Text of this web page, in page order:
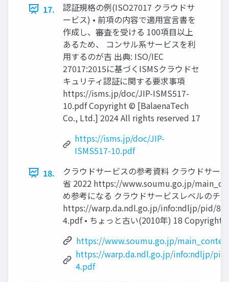
17.
認証規格の例(ISO27017 クラウドサ
ービス) • 前項の内容で適用宣言書を
作成し、審査を受ける 100項目以上
あるため、 コンサル系サービスを利
用するのが吉 出典: ISO/IEC
27017:2015に基づくISMSクラウドセ
キュリティ認証に関する要求事項
https://isms.jp/doc/JIP-ISMS517-
10.pdf Copyright ©︎ [BalaenaTech
Co., Ltd.] 2024 All rights reserved 17
https://isms.jp/doc/JIP-
ISMS517-10.pdf
18.
クラウドサービスの参考資料 クラウドサー
省 2022 https://www.soumu.go.jp/
め参考になる クラウドサービスレベルのチ
https://warp.da.ndl.go.jp/info:ndljp/pid/
4.pdf • ちょっと古い(2010年) 18
https://www.soumu.go.jp/
https://warp.da.ndl.go.jp/info:ndljp/
4.pdf